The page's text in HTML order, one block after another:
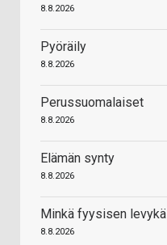
8.8.2026
Pyöräily
8.8.2026
Perussuomalaiset
8.8.2026
Elämän synty
8.8.2026
Minkä fyysisen
8.8.2026